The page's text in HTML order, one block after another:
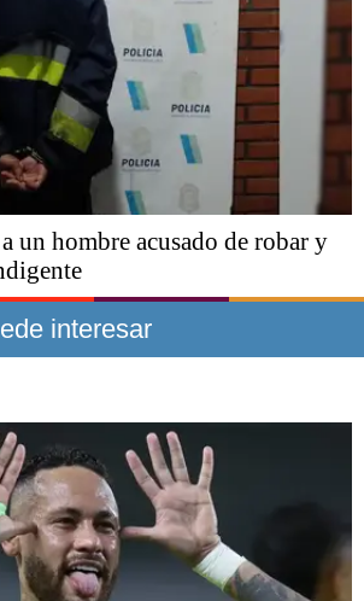
un hombre acusado de robar y
interesar